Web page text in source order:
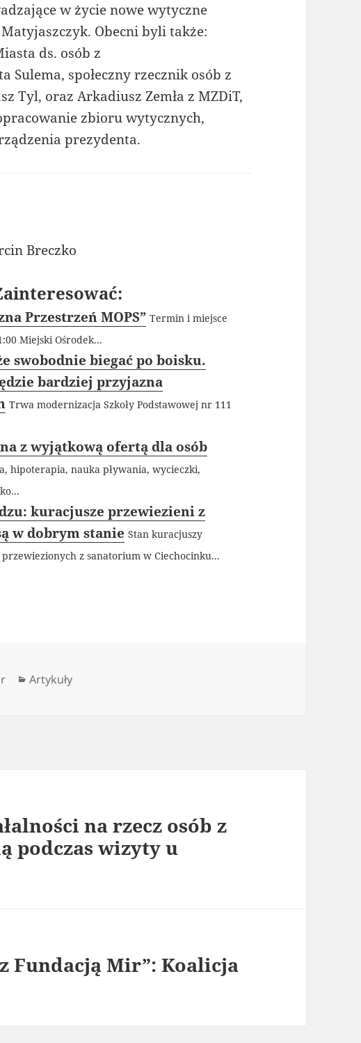
w życie nowe wytyczne
Obecni byli także:
ds. osób z
Sulema, społeczny rzecznik osób z
Tyl, oraz Arkadiusz Zemła z MZDiT,
zbioru wytycznych,
prezydenta.
Breczko
Przestrzeń MOPS” Termin i miejsce
Miejski Ośrodek...
swobodnie biegać po boisku.
bardziej przyjazna
Trwa modernizacja Szkoły Podstawowej nr 111
z wyjątkową ofertą dla osób
hipoterapia, nauka pływania, wycieczki,
kuracjusze przewiezieni z
w dobrym stanie Stan kuracjuszy
z sanatorium w Ciechocinku...
Kategorie
Artykuły
na rzecz osób z
podczas wizyty u
Fundacją Mir”: Koalicja